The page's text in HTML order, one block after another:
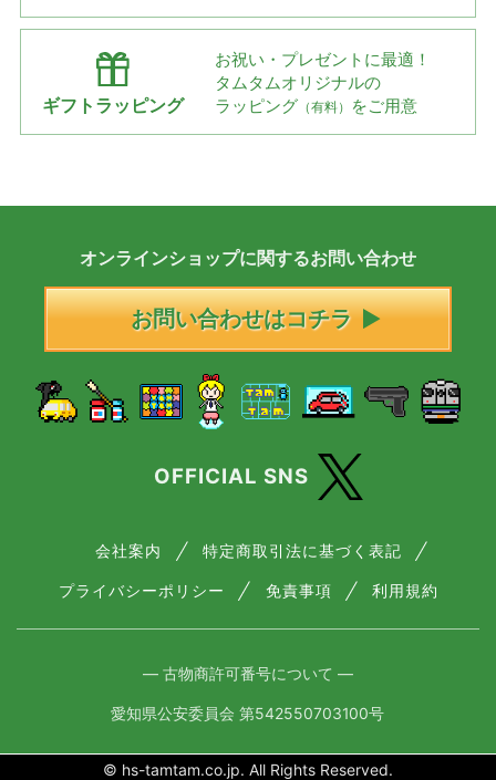
ギフトラッピング
お祝い・プレゼントに最適！
タムタムオリジナルの
ラッピング （有料） をご用意
オンラインショップに関するお問い合わせ
お問い合わせはコチラ
OFFICIAL SNS
会社案内 特定商取引法に基づく表記
プライバシーポリシー 免責事項 利用規約
― 古物商許可番号について ―
愛知県公安委員会 第542550703100号
© hs-tamtam.co.jp. All Rights Reserved.